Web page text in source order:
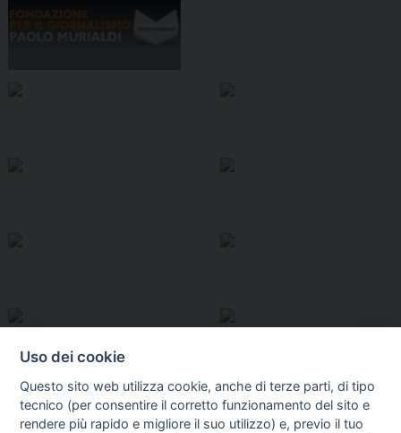
Uso dei cookie
Questo sito web utilizza cookie, anche di terze parti, di tipo
tecnico (per consentire il corretto funzionamento del sito e
rendere più rapido e migliore il suo utilizzo) e, previo il tuo